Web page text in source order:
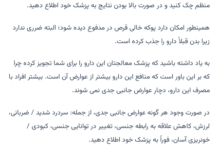
منظم چک کنید و در صورت بالا بودن نتایج به پزشک خود اطلاع دهید.
همینطور امکان دارد پوکه خالی قرص در مدفوع دیده شود؛ البته ضرری ندارد
زیرا بدن قبلاً دارو را جذب کرده است.
به یاد داشته باشید که پزشک معالجتان این دارو را برای شما تجویز کرده چرا
که بر این باور است که منافع این دارو بیشتر از عوارض آن است. بیشتر افراد با
مصرف این دارو، دچار عوارض جانبی جدی نمی شوند.
در صورت وجود هر گونه عوارض جانبی جدی، از جمله: سردرد شدید / ضربانی،
لرزش، کاهش علاقه به رابطه جنسی، تغییر در توانایی جنسی، کبودی /
خونریزی آسان، فوراً به پزشک خود اطلاع دهید.